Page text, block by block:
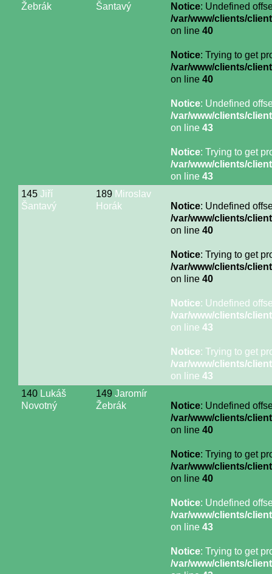
Žebrák
Šantavý
Notice: Undefined
/var/www/clients/
on line 40
Notice: Trying to get
/var/www/clients/
on line 40
Notice: Undefined
/var/www/clients/
on line 43
Notice: Trying to get
/var/www/clients/
on line 43
145 Jiří
Šantavý
189 Miroslav
Horák
Notice: Undefined
/var/www/clients/
on line 40
Notice: Trying to get
/var/www/clients/
on line 40
Notice: Undefined
/var/www/clients/
on line 43
Notice: Trying to get
/var/www/clients/
on line 43
140 Lukáš
Novotný
149 Jaromír
Žebrák
Notice: Undefined
/var/www/clients/
on line 40
Notice: Trying to get
/var/www/clients/
on line 40
Notice: Undefined
/var/www/clients/
on line 43
Notice: Trying to get
/var/www/clients/